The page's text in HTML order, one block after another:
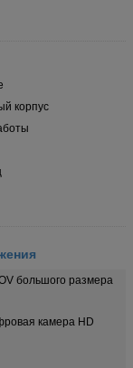
корпус
большого размера
камера HD